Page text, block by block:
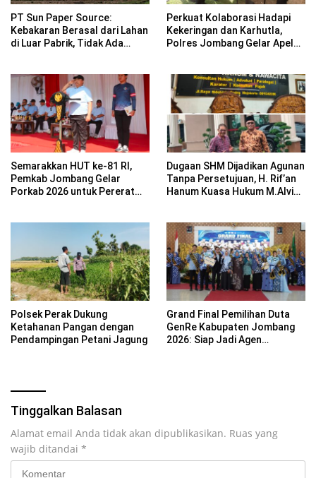
PT Sun Paper Source:
Kebakaran Berasal dari Lahan
di Luar Pabrik, Tidak Ada
Perkuat Kolaborasi Hadapi
Kekeringan dan Karhutla,
Polres Jombang Gelar Apel
Semarakkan HUT ke-81 RI,
Pemkab Jombang Gelar
Porkab 2026 untuk Pererat
Dugaan SHM Dijadikan Agunan
Tanpa Persetujuan, H. Rif’an
Hanum Kuasa Hukum M.Alvin
Polsek Perak Dukung
Ketahanan Pangan dengan
Pendampingan Petani Jagung
Grand Final Pemilihan Duta
GenRe Kabupaten Jombang
2026: Siap Jadi Agen
Tinggalkan Balasan
Alamat email Anda tidak akan dipublikasikan. Ruas yang
wajib ditandai *